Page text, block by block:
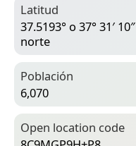
Latitud
37.5193° o 37° 31′ 10″
norte
Población
6,070
Open location code